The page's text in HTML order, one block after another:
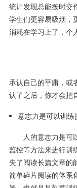
统计发现总能按时交
学生们更容易吸烟，
消耗在学习上了，个
承认自己的平庸，或
认了之后，你才会把
意志力是可以训练
人的意志力是可以
监控等方法来进行训
失了阅读长篇文章的
简单碎片阅读的体系